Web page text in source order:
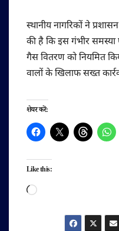
स्थानीय नागरिकों ने
की है कि इस गंभीर समस्या
गैस वितरण को नियमित
वालों के खिलाफ सख्त
शेयर करें:
Like this:
Loading…